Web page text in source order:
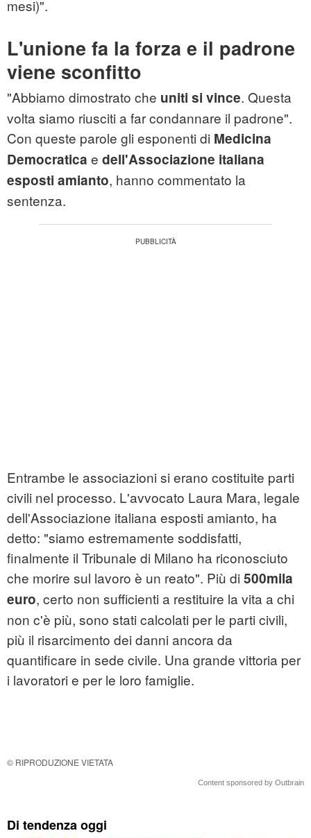
mesi)".
L'unione fa la forza e il padrone
viene sconfitto
"Abbiamo dimostrato che uniti si vince. Questa
volta siamo riusciti a far condannare il padrone".
Con queste parole gli esponenti di Medicina
Democratica e dell'Associazione italiana
esposti amianto, hanno commentato la
sentenza.
Entrambe le associazioni si erano costituite parti
civili nel processo. L'avvocato Laura Mara, legale
dell'Associazione italiana esposti amianto, ha
detto: "siamo estremamente soddisfatti,
finalmente il Tribunale di Milano ha riconosciuto
che morire sul lavoro è un reato". Più di 500mila
euro, certo non sufficienti a restituire la vita a chi
non c'è più, sono stati calcolati per le parti civili,
più il risarcimento dei danni ancora da
quantificare in sede civile. Una grande vittoria per
i lavoratori e per le loro famiglie.
© RIPRODUZIONE VIETATA
Content sponsored by Outbrain
Di tendenza oggi